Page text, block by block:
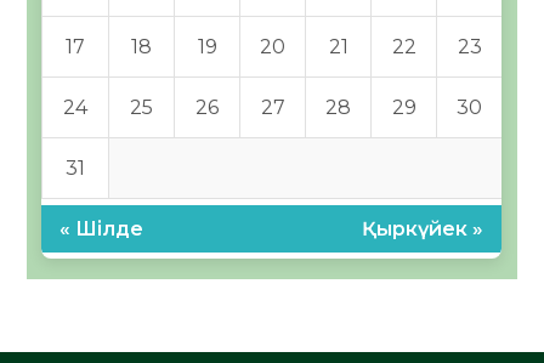
17 18 19 20 21 22 23
24 25 26 27 28 29 30
31
« Шілде Қыркүйек »